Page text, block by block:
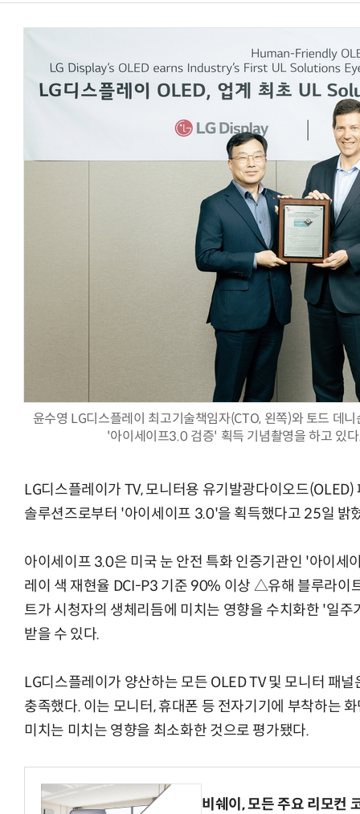
윤수영 LG디스플레이 최고기술책임자(CTO, 왼쪽)와 토드 데
'아이세이프3.0 검증' 획득 기념촬영을 하고 있다.
LG디스플레이가 TV, 모니터용 유기발광다이오드
솔루션즈로부터 '아이세이프 3.0'을 획득했다고 25일 밝
아이세이프 3.0은 미국 눈 안전 특화 인증기관인 '아이
레이 색 재현율 DCI-P3 기준 90% 이상 △유해 블루라이
트가 시청자의 생체리듬에 미치는 영향을 수치화한 '일
받을 수 있다.
LG디스플레이가 양산하는 모든 OLED TV 및 모니터 패
충족했다. 이는 모니터, 휴대폰 등 전자기기에 부착하는
미치는 미치는 영향을 최소화한 것으로 평가됐다.
비쉐이, 모든 주요 리모컨
AI Native Enterprise를 지원하는 AI Ready